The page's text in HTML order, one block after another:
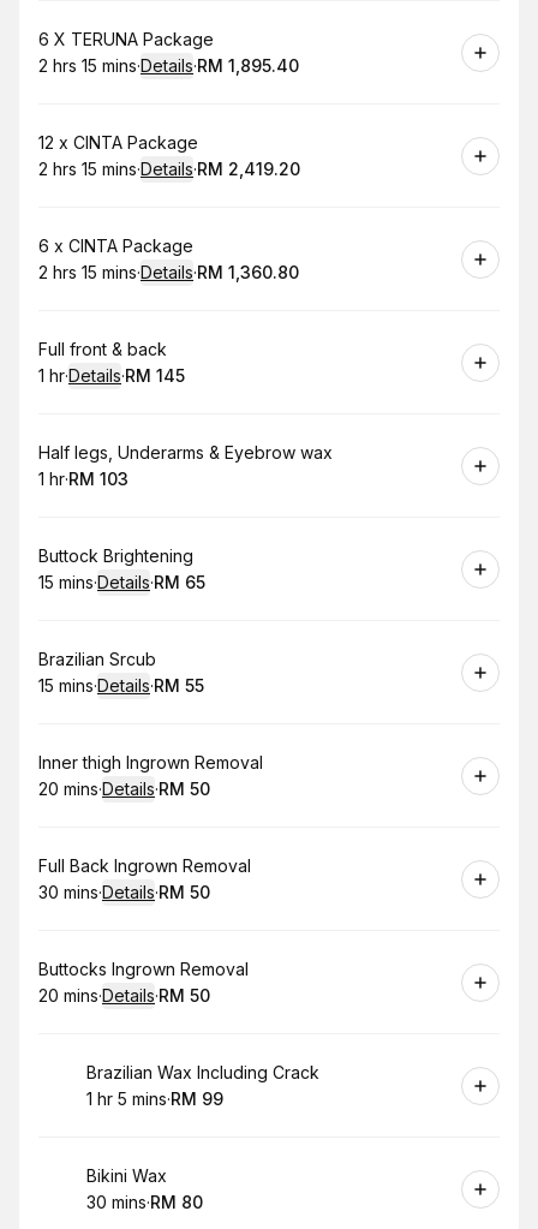
Book
6 X TERUNA Package
. Duration:
2 hrs 15 mins·Details·
.Price:
RM 1,895.40
Book
12 x CINTA Package
. Duration:
2 hrs 15 mins·Details·
.Price:
RM 2,419.20
Book
6 x CINTA Package
. Duration:
2 hrs 15 mins·Details·
.Price:
RM 1,360.80
Book
Full front & back
. Duration:
1 hr·Details·
.Price:
RM 145
Book
Half legs, Underarms & Eyebrow wax
. Duration
1 hr·
.Price:
RM 103
Book
Buttock Brightening
.Duration:
15 mins·Details·
.Price
RM 65
Book
Brazilian Srcub
.Duration:
15 mins·Details·
.Price
RM 55
Book
Inner thigh Ingrown Removal
.Duration:
20 mins·Details·
.Price
RM 50
Book
Full Back Ingrown Removal
.Duration:
30 mins·Details·
.Price
RM 50
Book
Buttocks Ingrown Removal
.Duration:
20 mins·Details·
.Price
RM 50
Book
Brazilian Wax Including Crack
. Duration:
1 hr 5 mins·
.Price
RM 99
Book
Bikini Wax
.Duration
30 mins·
.Price
RM 80